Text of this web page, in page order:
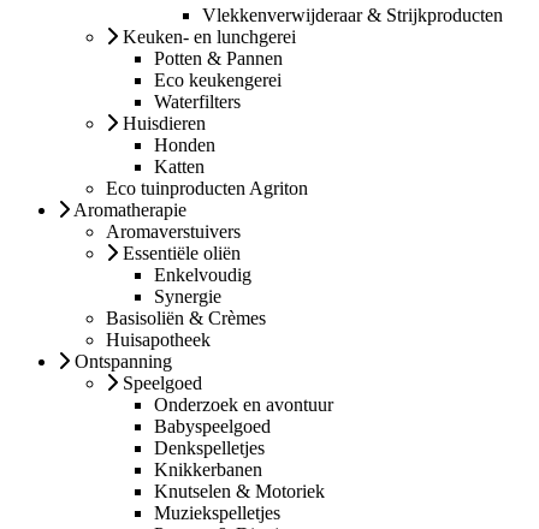
Vlekkenverwijderaar & Strijkproducten
Keuken- en lunchgerei
Potten & Pannen
Eco keukengerei
Waterfilters
Huisdieren
Honden
Katten
Eco tuinproducten Agriton
Aromatherapie
Aromaverstuivers
Essentiële oliën
Enkelvoudig
Synergie
Basisoliën & Crèmes
Huisapotheek
Ontspanning
Speelgoed
Onderzoek en avontuur
Babyspeelgoed
Denkspelletjes
Knikkerbanen
Knutselen & Motoriek
Muziekspelletjes